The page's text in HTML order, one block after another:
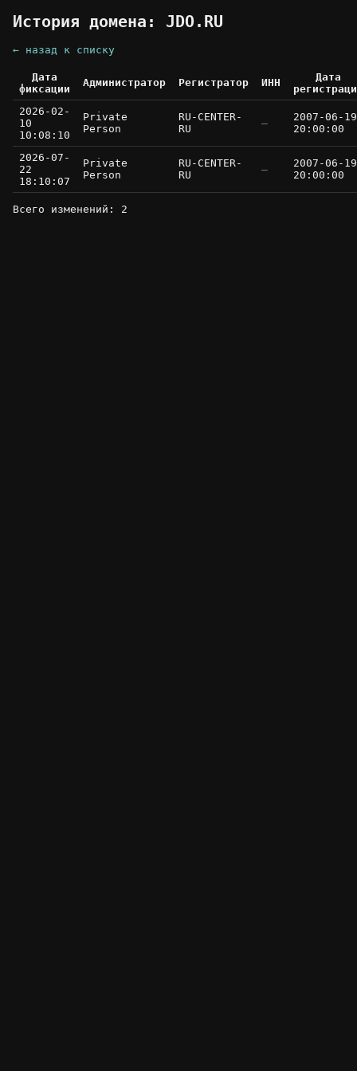
История домена: JDO.RU
← назад к списку
Дата
фиксации
Администратор Регистратор ИНН
Дата
2026-02-
10
10:08:10
Private
Person
RU-CENTER-
RU
—
2007-06-19
20:00:00
2026-07-
22
18:10:07
Private
Person
RU-CENTER-
RU
—
2007-06-19
20:00:00
Всего изменений: 2